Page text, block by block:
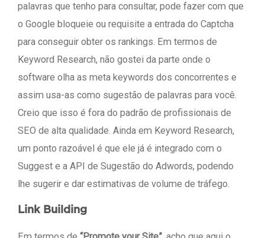
palavras que tenho para consultar, pode fazer com que
o Google bloqueie ou requisite a entrada do Captcha
para conseguir obter os rankings. Em termos de
Keyword Research, não gostei da parte onde o
software olha as meta keywords dos concorrentes e
assim usa-as como sugestão de palavras para você.
Creio que isso é fora do padrão de profissionais de
SEO de alta qualidade. Ainda em Keyword Research,
um ponto razoável é que ele já é integrado com o
Suggest e a API de Sugestão do Adwords, podendo
lhe sugerir e dar estimativas de volume de tráfego.
Link Building